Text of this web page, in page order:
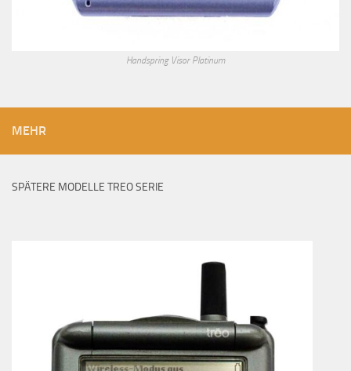
Handspring Visor Platinum
MEHR
SPÄTERE MODELLE TREO SERIE